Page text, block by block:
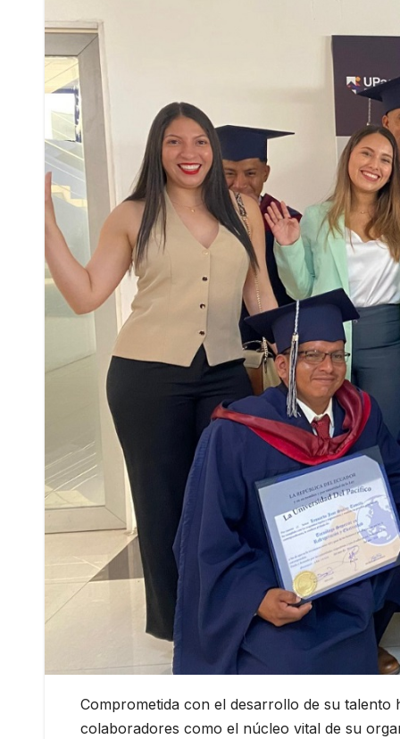
Comprometida con el desarrollo de su talento
colaboradores como el núcleo vital de su